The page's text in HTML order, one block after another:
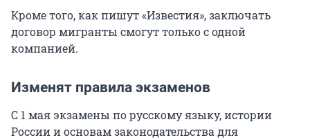
Кроме того, как пишут «Известия», заключать
договор мигранты смогут только с одной
компанией.
Изменят правила экзаменов
С 1 мая экзамены по русскому языку, истории
России и основам законодательства для